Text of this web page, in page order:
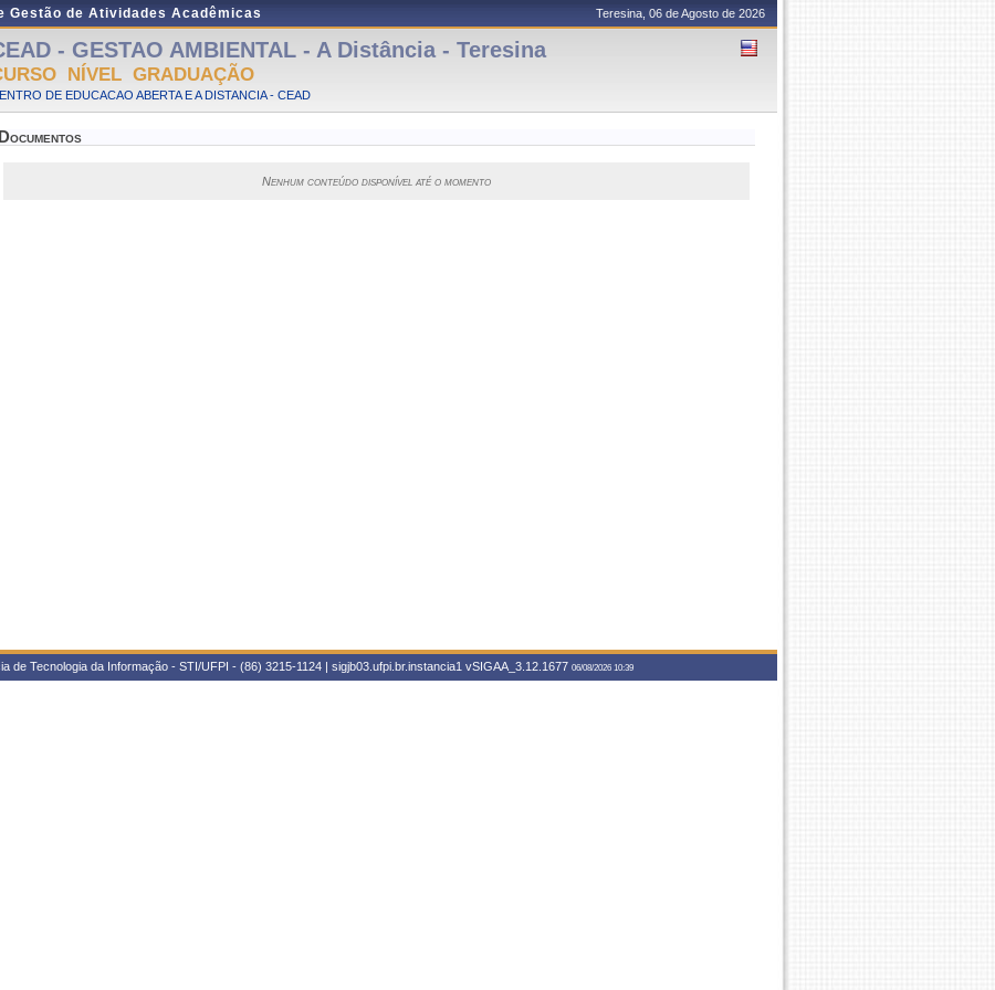
Gestão de Atividades Acadêmicas Teresina, 06 de Agosto de 2026
- GESTAO AMBIENTAL - A Distância - Teresina
NÍVEL GRADUAÇÃO
DE EDUCACAO ABERTA E A DISTANCIA - CEAD
Documentos
Nenhum conteúdo disponível até o momento
de Tecnologia da Informação - STI/UFPI - (86) 3215-1124 | sigjb03.ufpi.br.instancia1 vSIGAA_3.12.1677 06/08/2026 10:39